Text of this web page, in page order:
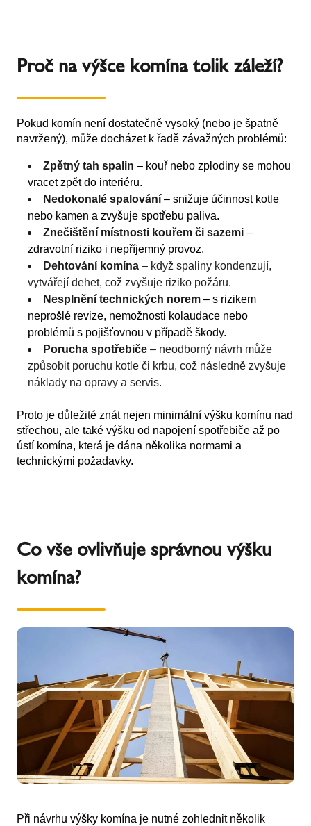
Proč na výšce komína tolik záleží?
Pokud komín není dostatečně vysoký (nebo je špatně
navržený), může docházet k řadě závažných problémů:
Zpětný tah spalin – kouř nebo zplodiny se mohou
vracet zpět do interiéru.
Nedokonalé spalování – snižuje účinnost kotle
nebo kamen a zvyšuje spotřebu paliva.
Znečištění místnosti kouřem či sazemi –
zdravotní riziko i nepříjemný provoz.
Dehtování komína – když spaliny kondenzují,
vytvářejí dehet, což zvyšuje riziko požáru.
Nesplnění technických norem – s rizikem
neprošlé revize, nemožnosti kolaudace nebo
problémů s pojišťovnou v případě škody.
Porucha spotřebiče – neodborný návrh může
způsobit poruchu kotle či krbu, což následně zvyšuje
náklady na opravy a servis.
Proto je důležité znát nejen minimální výšku komínu nad
střechou, ale také výšku od napojení spotřebiče až po
ústí komína, která je dána několika normami a
technickými požadavky.
Co vše ovlivňuje správnou výšku
komína?
Při návrhu výšky komína je nutné zohlednit několik